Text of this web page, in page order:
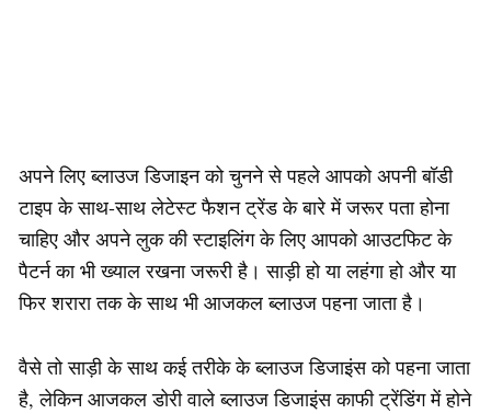
अपने लिए ब्लाउज डिजाइन को चुनने से पहले आपको अपनी बॉडी
टाइप के साथ-साथ लेटेस्ट फैशन ट्रेंड के बारे में जरूर पता होना
चाहिए और अपने लुक की स्टाइलिंग के लिए आपको आउटफिट के
पैटर्न का भी ख्याल रखना जरूरी है। साड़ी हो या लहंगा हो और या
फिर शरारा तक के साथ भी आजकल ब्लाउज पहना जाता है।
वैसे तो साड़ी के साथ कई तरीके के ब्लाउज डिजाइंस को पहना जाता
है, लेकिन आजकल डोरी वाले ब्लाउज डिजाइंस काफी ट्रेंडिंग में होने